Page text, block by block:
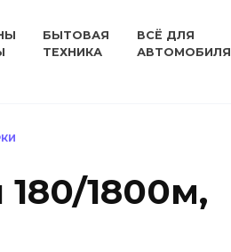
БЫТОВАЯ
ТЕХНИКА
ВСЁ ДЛЯ
АВТОМОБИЛЯ
1800м,